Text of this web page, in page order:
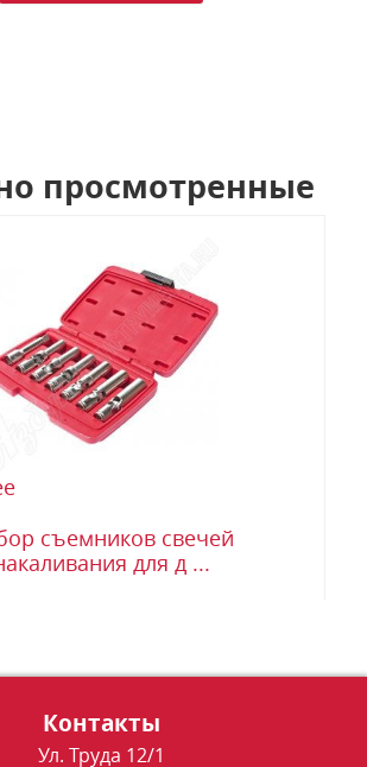
просмотренные
съемников свечей
для д ...
Контакты
Ул. Труда 12/1